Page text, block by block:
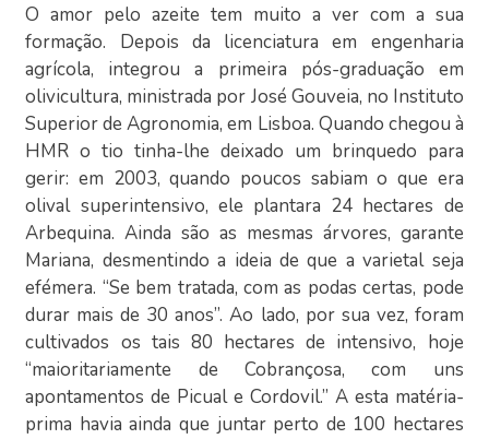
O amor pelo azeite tem muito a ver com a sua
formação. Depois da licenciatura em engenharia
agrícola, integrou a primeira pós-graduação em
olivicultura, ministrada por José Gouveia, no Instituto
Superior de Agronomia, em Lisboa. Quando chegou à
HMR o tio tinha-lhe deixado um brinquedo para
gerir: em 2003, quando poucos sabiam o que era
olival superintensivo, ele plantara 24 hectares de
Arbequina. Ainda são as mesmas árvores, garante
Mariana, desmentindo a ideia de que a varietal seja
efémera. “Se bem tratada, com as podas certas, pode
durar mais de 30 anos”. Ao lado, por sua vez, foram
cultivados os tais 80 hectares de intensivo, hoje
“maioritariamente de Cobrançosa, com uns
apontamentos de Picual e Cordovil.” A esta matéria-
prima havia ainda que juntar perto de 100 hectares